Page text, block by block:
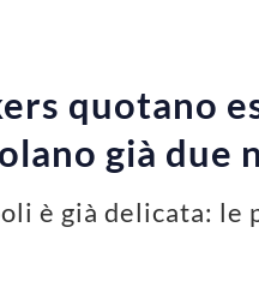
quotano
già due
è già delicata: